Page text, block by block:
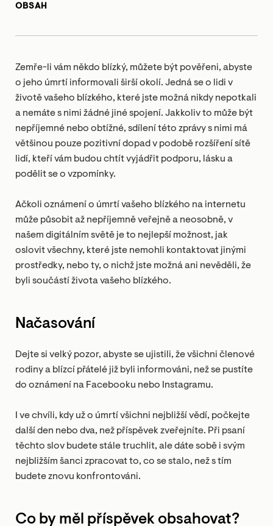
OBSAH
Zemře-li vám někdo blízký, můžete být pověřeni, abyste
o jeho úmrtí informovali širší okolí. Jedná se o lidi v
životě vašeho blízkého, které jste možná nikdy nepotkali
a nemáte s nimi žádné jiné spojení. Jakkoliv to může být
nepříjemné nebo obtížné, sdílení této zprávy s nimi má
většinou pouze pozitivní dopad v podobě rozšíření sítě
lidí, kteří vám budou chtít vyjádřit podporu, lásku a
podělit se o vzpomínky.
Ačkoli oznámení o úmrtí vašeho blízkého na internetu
může působit až nepříjemně veřejně a neosobně, v
našem digitálním světě je to nejlepší možnost, jak
oslovit všechny, které jste nemohli kontaktovat jinými
prostředky, nebo ty, o nichž jste možná ani nevěděli, že
byli součástí života vašeho blízkého.
Načasování
Dejte si velký pozor, abyste se ujistili, že všichni členové
rodiny a blízcí přátelé již byli informováni, než se pustíte
do oznámení na Facebooku nebo Instagramu.
I ve chvíli, kdy už o úmrtí všichni nejbližší vědí, počkejte
další den nebo dva, než příspěvek zveřejníte. Při psaní
těchto slov budete stále truchlit, ale dáte sobě i svým
nejbližším šanci zpracovat to, co se stalo, než s tím
budete znovu konfrontováni.
Co by měl příspěvek obsahovat?